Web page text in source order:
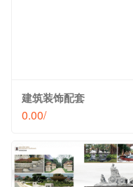
建筑装饰配套
0.00/